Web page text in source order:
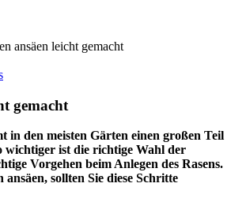
ansäen leicht gemacht
gemacht
in den meisten Gärten einen großen Teil
wichtiger ist die richtige Wahl der
Vorgehen beim Anlegen des Rasens.
sollten Sie diese Schritte